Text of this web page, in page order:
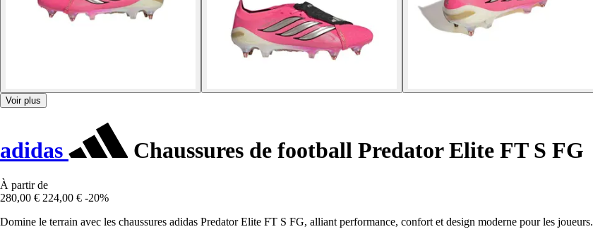
Voir plus
adidas Chaussures de football Predator Elite FT S FG
À partir de
280,00 € 224,00 € -20%
Domine le terrain avec les chaussures adidas Predator Elite FT S FG, alliant performance, confort et design moderne pour les joueurs.